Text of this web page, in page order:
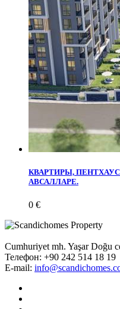
КВАРТИРЫ,
АВСАЛЛАРЕ.
0 €
Cumhuriyet mh. Yaşar Doğu
Телефон: +90 242 514 18 19
E-mail: